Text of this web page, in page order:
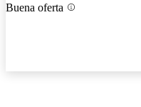
Buena oferta